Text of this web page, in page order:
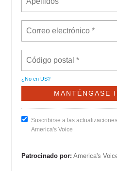
¿No en US?
Suscribirse a las
America's Voice
Patrocinado por: America's